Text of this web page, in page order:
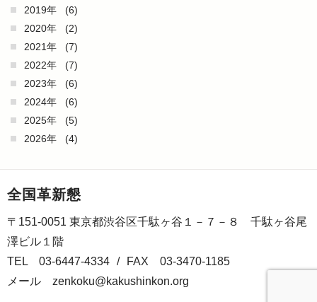
2019年
(6)
2020年
(2)
2021年
(7)
2022年
(7)
2023年
(6)
2024年
(6)
2025年
(5)
2026年
(4)
全国革新懇
〒151-0051 東京都渋谷区千駄ヶ谷１－７－８ 千駄ヶ谷尾
澤ビル１階
TEL 03-6447-4334 /
FAX 03-3470-1185
メール zenkoku@kakushinkon.org